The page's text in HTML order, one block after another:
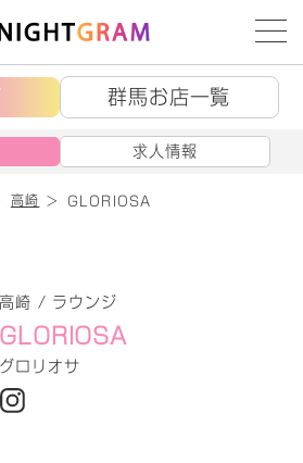
群馬お店一覧
求人情報
高崎 GLORIOSA
高崎 / ラウンジ
GLORIOSA
グロリオサ